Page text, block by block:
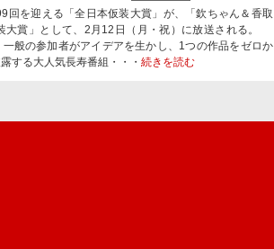
を迎える「全日本仮装大賞」が、「欽ちゃん＆香取
大賞」として、2月12日（月・祝）に放送される。
一般の参加者がアイデアを生かし、1つの作品をゼロか
する大人気長寿番組・・・ 続きを読む